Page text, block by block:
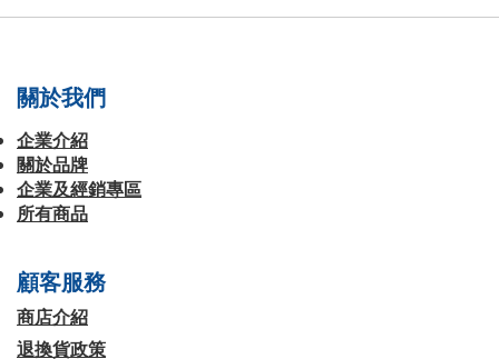
關於我們
企業介紹
關於品牌
企業及經銷專區
所有商品
顧客服務
商店介紹
退換貨政策